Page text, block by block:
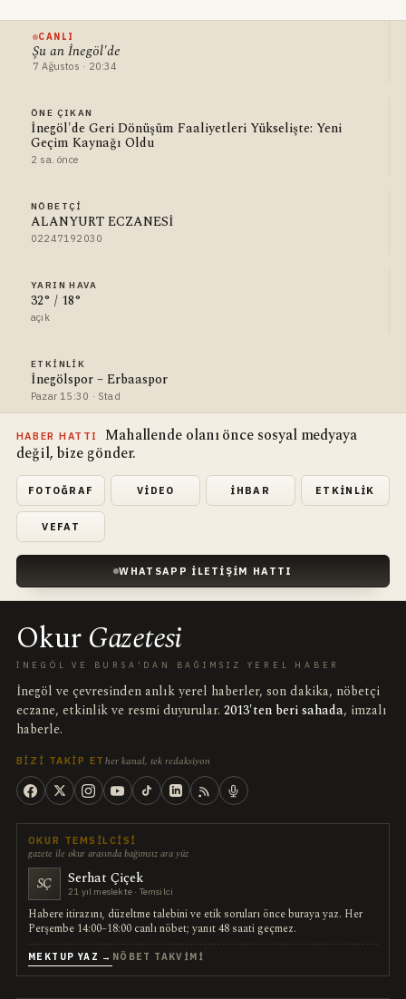
CANLI
Şu an İnegöl'de
7 Ağustos · 20:34
ÖNE ÇIKAN
İnegöl'de Geri Dönüşüm Faaliyetleri Yükselişte: Yeni
Geçim Kaynağı Oldu
2 sa. önce
NÖBETÇI
ALANYURT ECZANESİ
02247192030
YARIN HAVA
32° / 18°
açık
ETKINLIK
İnegölspor – Erbaaspor
Pazar 15:30 · Stad
HABER HATTI
Mahallende olanı önce sosyal medyaya
değil, bize gönder.
FOTOĞRAF VIDEO İHBAR ETKINLIK
VEFAT
WHATSAPP İLETIŞIM HATTI
OkurGazetesi
İNEGÖL VE BURSA'DAN BAĞIMSIZ YEREL HABER
İnegöl ve çevresinden anlık yerel haberler, son dakika, nöbetçi
eczane, etkinlik ve resmi duyurular. 2013'ten beri sahada, imzalı
haberle.
BIZI TAKIP ET her kanal, tek redaksiyon
OKUR TEMSILCISI
gazete ile okur arasında bağımsız ara yüz
SÇ Serhat Çiçek
21 yıl meslekte · Temsilci
Habere itirazını, düzeltme talebini ve etik soruları önce buraya yaz. Her
Perşembe 14:00–18:00 canlı nöbet; yanıt 48 saati geçmez.
MEKTUP YAZ → NÖBET TAKVIMI